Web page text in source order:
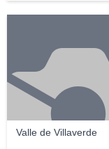
Valle de Villaverde